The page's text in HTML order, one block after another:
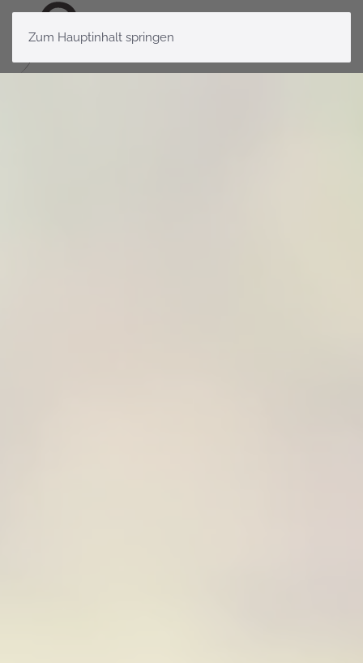
Zum Hauptinhalt springen